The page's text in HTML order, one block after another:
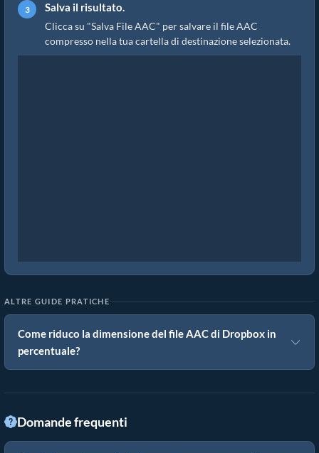
Salva il risultato.
Clicca su "Salva File AAC" per salvare il file AAC
compresso nella tua cartella di destinazione selezionata.
ALTRE GUIDE PRATICHE
Come riduco la dimensione del file AAC di Dropbox in
percentuale?
Domande frequenti